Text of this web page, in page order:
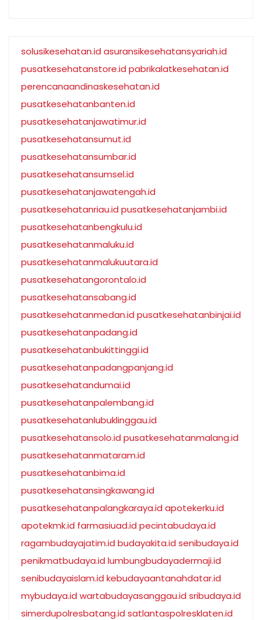
solusikesehatan.id asuransikesehatansyariah.id
pusatkesehatanstore.id pabrikalatkesehatan.id
perencanaandinaskesehatan.id
pusatkesehatanbanten.id
pusatkesehatanjawatimur.id
pusatkesehatansumut.id
pusatkesehatansumbar.id
pusatkesehatansumsel.id
pusatkesehatanjawatengah.id
pusatkesehatanriau.id pusatkesehatanjambi.id
pusatkesehatanbengkulu.id
pusatkesehatanmaluku.id
pusatkesehatanmalukuutara.id
pusatkesehatangorontalo.id
pusatkesehatansabang.id
pusatkesehatanmedan.id pusatkesehatanbinjai.id
pusatkesehatanpadang.id
pusatkesehatanbukittinggi.id
pusatkesehatanpadangpanjang.id
pusatkesehatandumai.id
pusatkesehatanpalembang.id
pusatkesehatanlubuklinggau.id
pusatkesehatansolo.id pusatkesehatanmalang.id
pusatkesehatanmataram.id
pusatkesehatanbima.id
pusatkesehatansingkawang.id
pusatkesehatanpalangkaraya.id apotekerku.id
apotekmk.id farmasiuad.id pecintabudaya.id
ragambudayajatim.id budayakita.id senibudaya.id
penikmatbudaya.id lumbungbudayadermaji.id
senibudayaislam.id kebudayaantanahdatar.id
mybudaya.id wartabudayasanggau.id sribudaya.id
simerdupolresbatang.id satlantaspolresklaten.id